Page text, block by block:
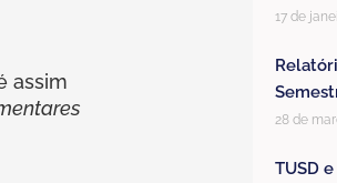
assim
17 de
28 de
TUSD